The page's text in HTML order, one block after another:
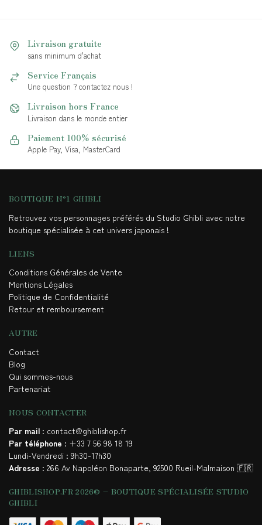
Livraison gratuite
sans minimum d'achat
Service Français
Une question ? contactez nous !
Livraison hors France
Livraison dans le monde entier
Paiement 100% sécurisé
Apple Pay, Visa, MasterCard
BOUTIQUE N°1 GHIBLI
Retrouvez vos personnages préférés du Studio Ghibli avec notre
boutique spécialisée à cet univers japonais !
LIENS
Conditions Générales de Vente
Mentions Légales
Politique de Confidentialité
Retour et remboursement
AUTRE
Contact
Blog
Qui sommes-nous
Partenariat
NOUS CONTACTER
Par mail : contact@ghiblishop.fr
Par téléphone : +33 7 56 98 18 19
Lundi-Vendredi : 9h30-17h30
Adresse : 266 Av Napoléon Bonaparte, 92500 Rueil-Malmaison 🇫🇷
GHIBLISHOP.FR 2026© – BOUTIQUE SPÉCIALISÉE STUDIO
GHIBLI